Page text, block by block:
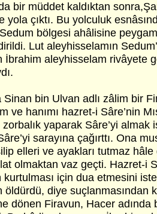
bir müddet kaldıktan
yola çıktı. Bu yolculuk
bölgesi ahâlisine
Lut aleyhisselamın
İbrahim aleyhisselam rivâyete
Sinan bin Ulvan adlı zâlim bir
ve hanımı hazret-i Sâre’nin
yaparak Sâre’yi almak
sarayına çağırttı. Ona
elleri ve ayakları tutmaz
olmaktan vaz geçti. Hazret-i
için dua etmesini
öldürdü, diye suçlanmasından
dönen Firavun, Hacer adında